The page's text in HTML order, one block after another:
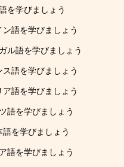
を学びましょう
語を学びましょう
ル語を学びましょう
語を学びましょう
語を学びましょう
語を学びましょう
を学びましょう
語を学びましょう